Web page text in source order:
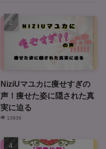
NiziUマユカに痩せすぎの
声！痩せた姿に隠された真
実に迫る
13936